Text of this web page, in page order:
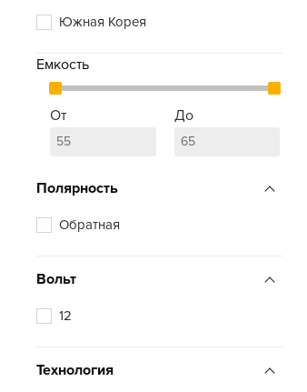
Южная Корея
Емкость
От До
Полярность
Обратная
Вольт
12
Технология